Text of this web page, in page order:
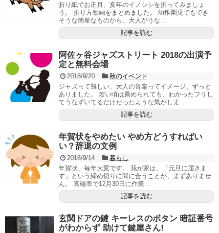
折り紙でお正月、亥年のイノシシを折ってみましょ
う。 折り方動画をまとめました。 幼稚園児でもでき
そうな簡単なものから、大人がうな...
記事を読む
阿佐ヶ谷ジャズストリート 2018の出演予
定と無料会場
2018/9/20
秋のイベント
ジャズって難しい、大人の音楽ってイメージ、ずっと
ありました。 若い頃は薦められても、わかったフリし
てうなずいてるだけだったような気がしま...
記事を読む
年賀状をやめたい やめ方どうすればい
い？辞退の文例
2018/9/14
暮らし
年賀状、毎年大変です。 我が家は、「元旦に届きま
す」という締め切りに間に合うことが、まずありませ
ん。 高確率で12月30日に作業...
記事を読む
玄関ドアの鍵 キーレスのボタン 暗証番号
がわからず 助けて鍵屋さん!